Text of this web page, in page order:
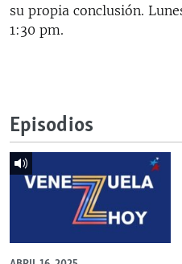
LOS SANTOS DE HIALEAH
DESINFORMACIÓN RUSA EN
su propia conclusión.
1:30 pm.
Episodios